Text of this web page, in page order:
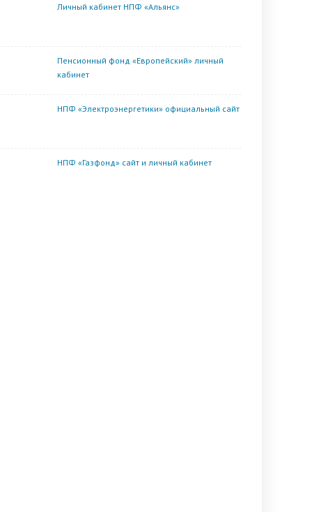
Личный кабинет НПФ «Альянс»
Пенсионный фонд «Европейский» личный
кабинет
НПФ «Электроэнергетики» официальный сайт
НПФ «Газфонд» сайт и личный кабинет